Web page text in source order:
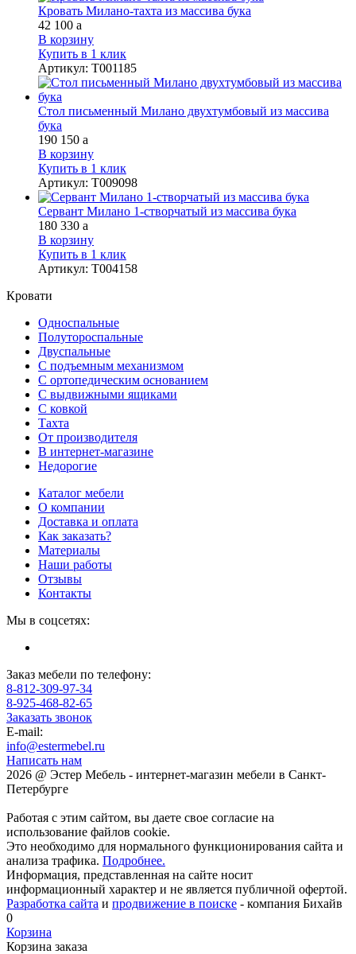
Кровать Милано-тахта из массива бука
42 100 a
В корзину
Купить в 1 клик
Артикул: Т001185
Стол письменный Милано двухтумбовый из массива
бука
190 150 a
В корзину
Купить в 1 клик
Артикул: Т009098
Сервант Милано 1-створчатый из массива бука
180 330 a
В корзину
Купить в 1 клик
Артикул: Т004158
Кровати
Односпальные
Полутороспальные
Двуспальные
С подъемным механизмом
С ортопедическим основанием
С выдвижными ящиками
С ковкой
Тахта
От производителя
В интернет-магазине
Недорогие
Каталог мебели
О компании
Доставка и оплата
Как заказать?
Материалы
Наши работы
Отзывы
Контакты
Мы в соцсетях:
Заказ мебели по телефону:
8-812-309-97-34
8-925-468-82-65
Заказать звонок
E-mail:
info@estermebel.ru
Написать нам
2026 @ Эстер Мебель - интернет-магазин мебели в Санкт-
Петербурге
Работая с этим сайтом, вы даете свое согласие на
использование файлов cookie.
Это необходимо для нормального функционирования сайта и
анализа трафика. Подробнее.
Информация, представленная на сайте носит
информационный характер и не является публичной офертой.
Разработка сайта и продвижение в поиске - компания Бихайв
0
Корзина
Корзина заказа